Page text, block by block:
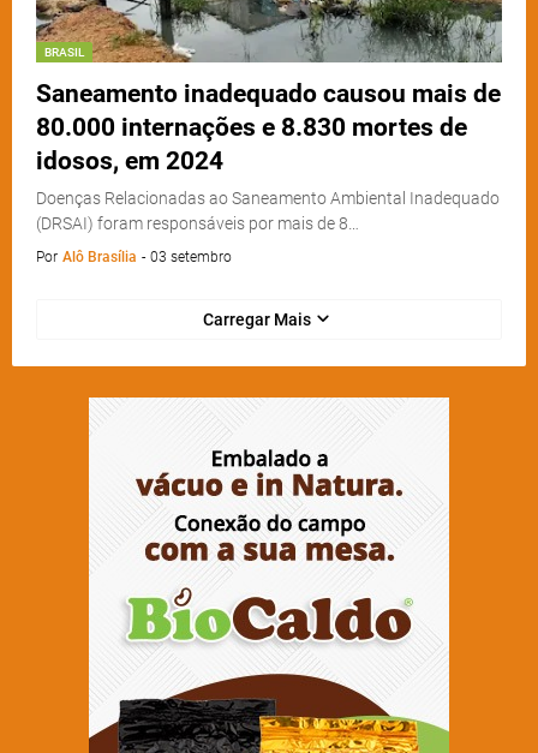
BRASIL
Saneamento inadequado causou mais de
80.000 internações e 8.830 mortes de
idosos, em 2024
Doenças Relacionadas ao Saneamento Ambiental Inadequado
(DRSAI) foram responsáveis por mais de 8…
Por Alô Brasília - 03 setembro
Carregar Mais